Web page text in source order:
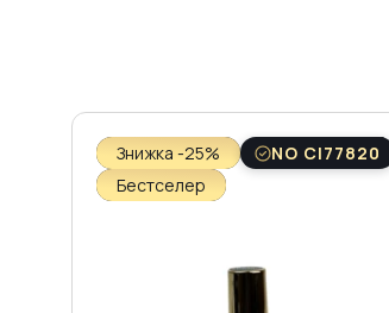
Знижка -25%
NO CI77820
Бестселер